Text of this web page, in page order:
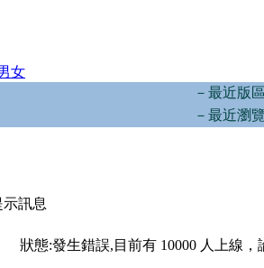
女
－最近版
－最近瀏
訊息
狀態:發生錯誤,目前有 10000 人上線